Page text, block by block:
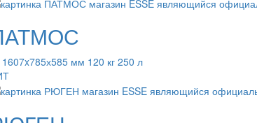
1607x785х585 мм 120 кг 250 л